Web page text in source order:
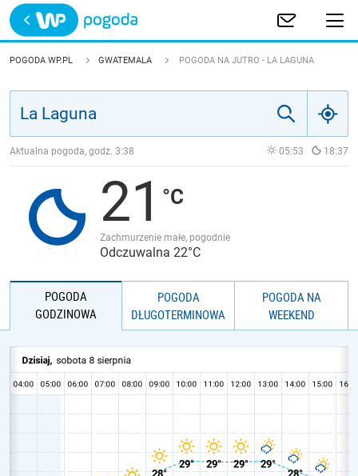
Trwa ładowanie
POLSKA
JAKOŚĆ POWIETRZA
POGODA WP.PL GWATEMALA POGODA NA JUTRO - LA LAGUNA
Aktualna pogoda, godz. 3:38 05:53 18:37
21
Zachmurzenie małe, pogodnie
Odczuwalna 22°C
POGODA
GODZINOWA
POGODA
DŁUGOTERMINOWA
POGODA NA
WEEKEND